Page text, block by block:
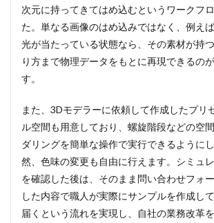
次元に持ってきてはめ込むというワークフ
た。単なる画像のはめ込みではなく、例え
光が当たっている状態なら、その素材が持
り方まで物理データをもとに再現できるの
す。
また、3Dモデラーに依頼して作成したプリ
ル空間も用意しており、螺旋階段などの空
ダリングを簡単な操作で実行できるように
然、色味の変更も自由に行えます。シミュ
を確認した後は、そのまま問い合わせフォ
した内容で職人が実際にサンプルを作成し
届くという流れを実現し、自社の業務改革